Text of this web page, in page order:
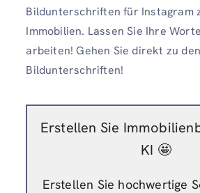
Bildunterschriften für Instagram
Immobilien. Lassen Sie Ihre
arbeiten! Gehen Sie direkt zu den
Bildunterschriften!
Erstellen Sie
KI 🤩
Erstellen Sie hochwertige